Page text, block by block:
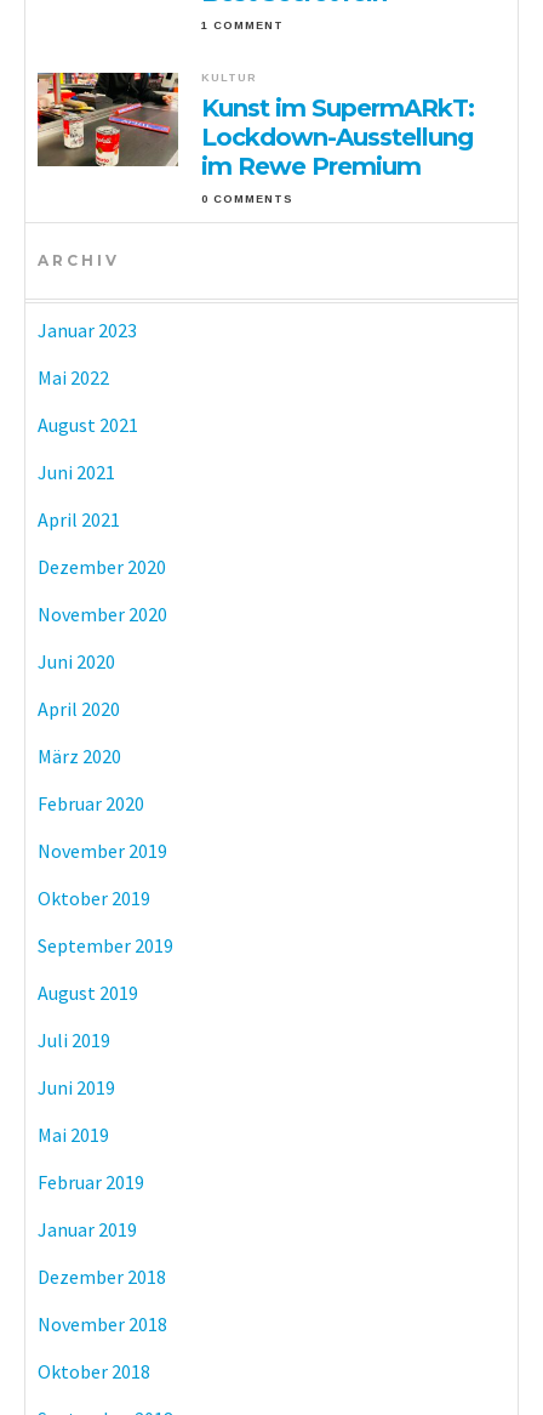
1 COMMENT
KULTUR
Kunst im SupermARkT:
Lockdown-Ausstellung
im Rewe Premium
0 COMMENTS
ARCHIV
Januar 2023
Mai 2022
August 2021
Juni 2021
April 2021
Dezember 2020
November 2020
Juni 2020
April 2020
März 2020
Februar 2020
November 2019
Oktober 2019
September 2019
August 2019
Juli 2019
Juni 2019
Mai 2019
Februar 2019
Januar 2019
Dezember 2018
November 2018
Oktober 2018